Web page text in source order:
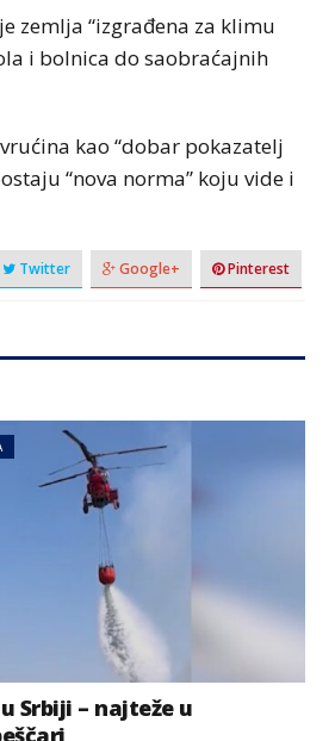
zemlja “izgrađena za klimu
i bolnica do saobraćajnih
kao “dobar pokazatelj
“nova norma” koju vide i
Twitter Google+ Pinterest
Srbiji – najteže u
SVIJET
Mali reaktori, velika
obećanja – novi nuklearni